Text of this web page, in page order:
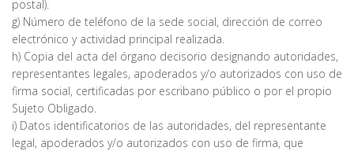
postal).
g) Número de teléfono de la sede social, dirección de correo
electrónico y actividad principal realizada.
h) Copia del acta del órgano decisorio designando autoridades,
representantes legales, apoderados y/o autorizados con uso de
firma social, certificadas por escribano público o por el propio
Sujeto Obligado.
i) Datos identificatorios de las autoridades, del representante
legal, apoderados y/o autorizados con uso de firma, que